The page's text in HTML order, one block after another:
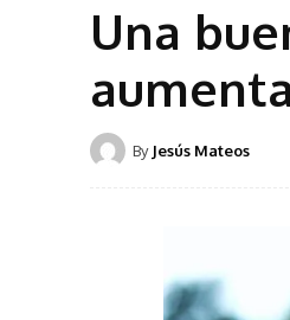
Una
By Jesús Mateos